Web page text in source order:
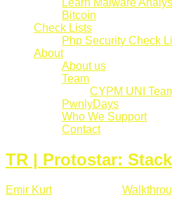
Bitcoin
Check Lists
Php Security Check
About
About us
Team
CYPM UNI
PwnlyDays
Who We Support
Contact
TR | Protostar:
Emir Kurt